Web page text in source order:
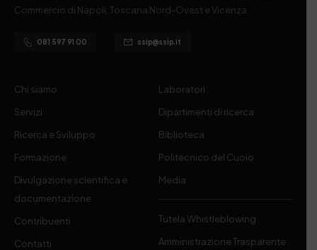
Commercio di Napoli, Toscana Nord-Ovest e Vicenza.
081 597 91 00 ssip@ssip.it
Chi siamo
Servizi
Ricerca e Sviluppo
Formazione
Divulgazione scientifica e
documentazione
Contribuenti
Contatti
Laboratori
Dipartimenti di ricerca
Biblioteca
Politecnico del Cuoio
Media
Tutela Whistleblowing
Amministrazione Trasparente